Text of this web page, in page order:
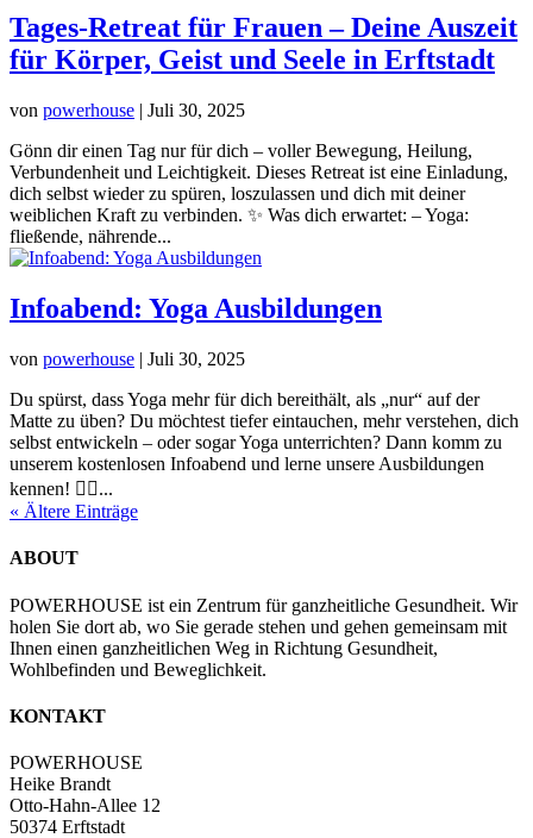
Tages-Retreat für Frauen – Deine Auszeit
für Körper, Geist und Seele in Erftstadt
von powerhouse | Juli 30, 2025
Gönn dir einen Tag nur für dich – voller Bewegung, Heilung,
Verbundenheit und Leichtigkeit. Dieses Retreat ist eine Einladung,
dich selbst wieder zu spüren, loszulassen und dich mit deiner
weiblichen Kraft zu verbinden. ✨ Was dich erwartet: – Yoga:
fließende, nährende...
Infoabend: Yoga Ausbildungen
von powerhouse | Juli 30, 2025
Du spürst, dass Yoga mehr für dich bereithält, als „nur“ auf der
Matte zu üben? Du möchtest tiefer eintauchen, mehr verstehen, dich
selbst entwickeln – oder sogar Yoga unterrichten? Dann komm zu
unserem kostenlosen Infoabend und lerne unsere Ausbildungen
kennen! 🧘‍♀️...
« Ältere Einträge
ABOUT
POWERHOUSE ist ein Zentrum für ganzheitliche Gesundheit. Wir
holen Sie dort ab, wo Sie gerade stehen und gehen gemeinsam mit
Ihnen einen ganzheitlichen Weg in Richtung Gesundheit,
Wohlbefinden und Beweglichkeit.
KONTAKT
POWERHOUSE
Heike Brandt
Otto-Hahn-Allee 12
50374 Erftstadt